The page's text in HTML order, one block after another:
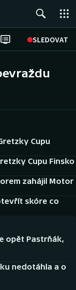
SLEDOVAT
Cupu
Cupu Finsko
zahájil Motor
skóre co
opět Pastrňák,
nedotáhla a o